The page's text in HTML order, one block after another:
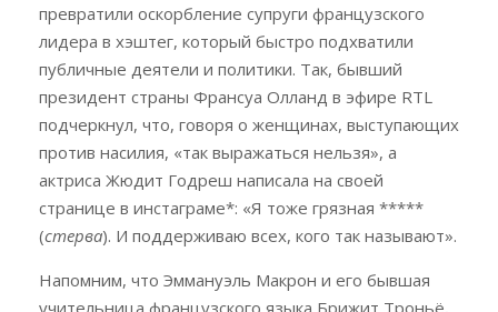
превратили оскорбление супруги французского
лидера в хэштег, который быстро подхватили
публичные деятели и политики. Так, бывший
президент страны Франсуа Олланд в эфире RTL
подчеркнул, что, говоря о женщинах, выступающих
против насилия, «так выражаться нельзя», а
актриса Жюдит Годреш написала на своей
странице в инстаграме*: «Я тоже грязная *****
(стерва). И поддерживаю всех, кого так называют».
Напомним, что Эммануэль Макрон и его бывшая
учительница французского языка Брижит Троньё,